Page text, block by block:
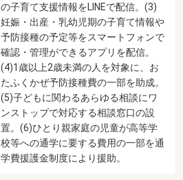
の子育て支援情報をLINEで配信。(3)
妊娠・出産・乳幼児期の子育て情報や
予防接種の予定等をスマートフォンで
確認・管理ができるアプリを配信。
(4)1歳以上2歳未満の人を対象に、お
たふくかぜ予防接種費の一部を助成。
(5)子どもに関わるあらゆる相談にワ
ンストップで対応する相談窓口の設
置。(6)ひとり親家庭の児童が高等学
校等への通学に要する費用の一部を通
学費援護金制度により援助。